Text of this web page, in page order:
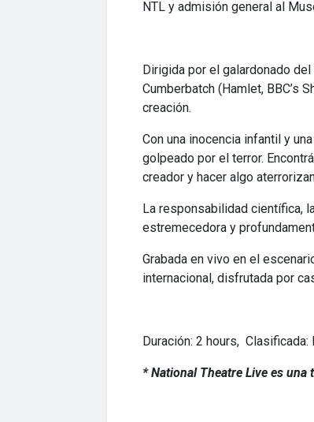
NTL y admisión general al
Dirigida por el galardonado
Cumberbatch (Hamlet, BBC’s
creación.
Con una inocencia infantil y
golpeado por el terror.
creador y hacer algo
La responsabilidad científica,
estremecedora y
Grabada en vivo en el
internacional, disfrutada por
Duración: 2 hours, Clasificada:
* National Theatre Live es